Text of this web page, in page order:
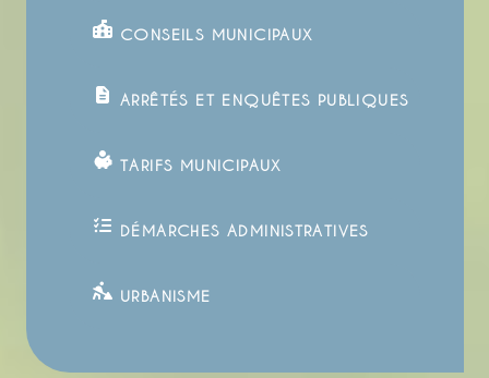
CONSEILS MUNICIPAUX
ARRÊTÉS ET ENQUÊTES PUBLIQUES
TARIFS MUNICIPAUX
DÉMARCHES ADMINISTRATIVES
URBANISME